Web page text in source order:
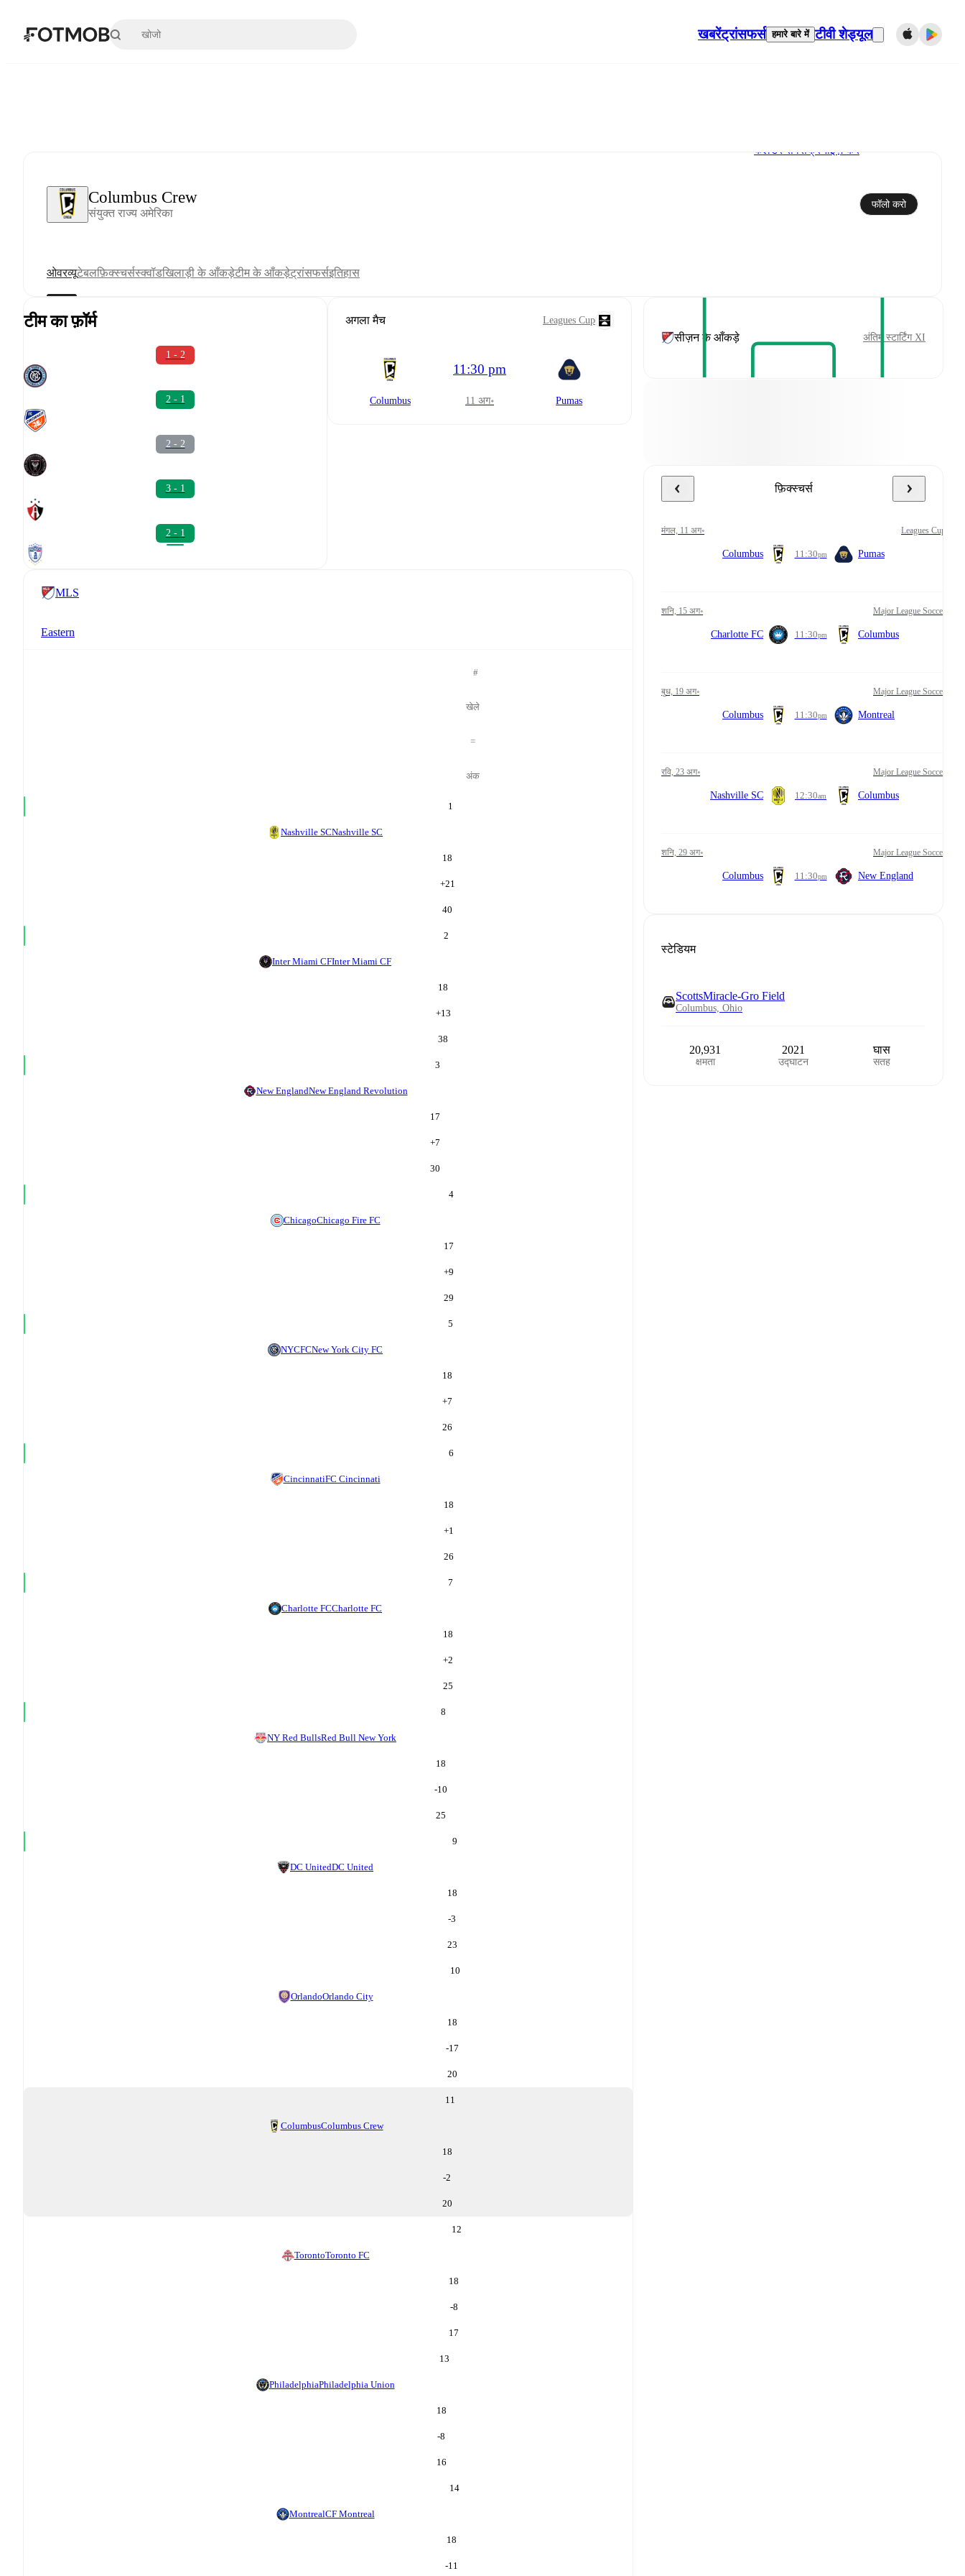
खबरेंट्रांसफर्स हमारे बारे में टीवी शेड्यूल
Columbus Crew
संयुक्त राज्य अमेरिका
कैलेंडर से सिंक्रनाइज़ करें
फॉलो करो
ओवरव्यूटेबलफ़िक्स्चर्सस्क्वॉडखिलाड़ी के आँकड़ेटीम के आँकड़ेट्रांसफर्सइतिहास
टीम का फ़ॉर्म
1 - 2
2 - 1
2 - 2
3 - 1
2 - 1
अगला मैच Leagues Cup
Columbus
11:30 pm
11 अग॰ Pumas
MLS
Eastern
#
खेले
=
अंक
1
Nashville SCNashville SC
18
+21
40
2
Inter Miami CFInter Miami CF
18
+13
38
3
New EnglandNew England Revolution
17
+7
30
4
ChicagoChicago Fire FC
17
+9
29
5
NYCFCNew York City FC
18
+7
26
6
CincinnatiFC Cincinnati
18
+1
26
7
Charlotte FCCharlotte FC
18
+2
25
8
NY Red BullsRed Bull New York
18
-10
25
9
DC UnitedDC United
18
-3
23
10
OrlandoOrlando City
18
-17
20
11
ColumbusColumbus Crew
18
-2
20
12
TorontoToronto FC
18
-8
17
13
PhiladelphiaPhiladelphia Union
18
-8
16
14
MontrealCF Montreal
18
-11
सीज़न के आँकड़े अंतिम स्टार्टिंग XI
फ़िक्स्चर्स
मंगल, 11 अग॰ Leagues Cup
Columbus 11:30pm Pumas
शनि, 15 अग॰ Major League Soccer
Charlotte FC 11:30pm Columbus
बुध, 19 अग॰ Major League Soccer
Columbus 11:30pm Montreal
रवि, 23 अग॰ Major League Soccer
Nashville SC 12:30am Columbus
शनि, 29 अग॰ Major League Soccer
Columbus 11:30pm New England
स्टेडियम
ScottsMiracle-Gro Field
Columbus, Ohio
20,931
क्षमता
2021
उद्घाटन
घास
सतह